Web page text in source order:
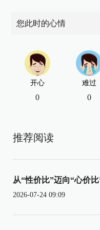
您此时的心情
开心
0
难过
0
推荐阅读
从“性价比”迈向“心价
2026-07-24 09:09